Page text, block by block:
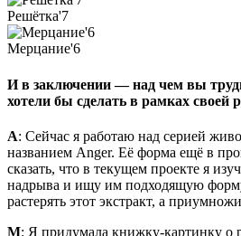
Решётка'7
Мерцание'6
И в заключении — над чем вы
хотели бы сделать в рамках своей
А: Сейчас я работаю над серией
названием Anger. Её форма ещё в
сказать, что в текущем проекте я
надрыва и ищу им подходящую
растерять этот экстракт, а
М: Я придумала книжку-картинку о